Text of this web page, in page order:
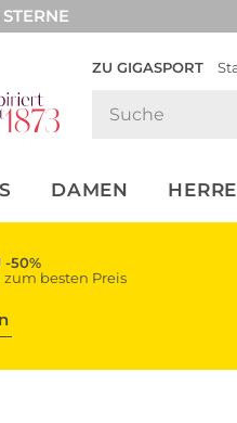
ZU GIGASPORT
DAMEN
-50%
besten Preis